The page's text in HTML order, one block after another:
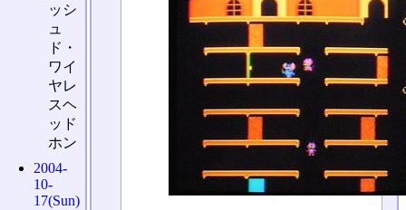
ッシ
ュ
ド・
ワイ
ヤレ
スヘ
ッド
ホン
2004-
10-
17(Sun)